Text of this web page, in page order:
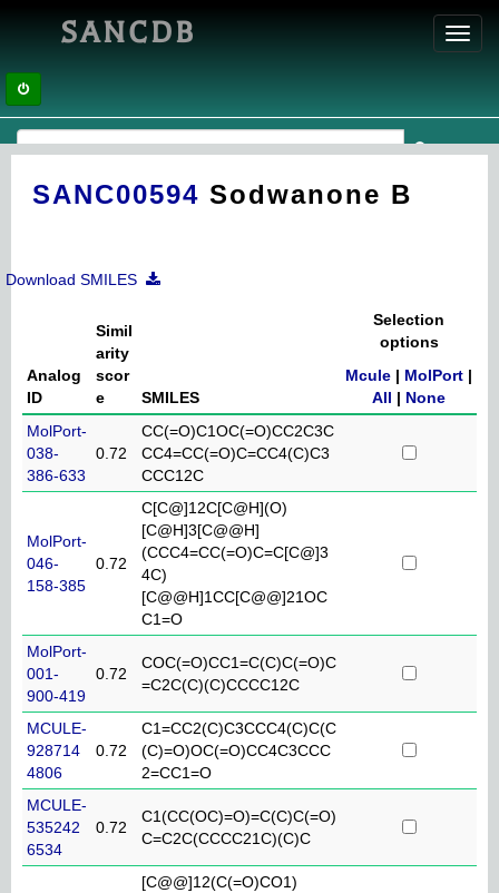
SANCDB
SANC00594 Sodwanone B
Download SMILES
Analog
ID
Simil
arity
scor
e
SMILES
Selection
options
Mcule | MolPort |
All | None
MolPort-
038-
386-633
0.72
CC(=O)C1OC(=O)CC2C3C
CC4=CC(=O)C=CC4(C)C3
CCC12C
MolPort-
046-
158-385
0.72
C[C@]12C[C@H](O)
[C@H]3[C@@H]
(CCC4=CC(=O)C=C[C@]3
4C)
[C@@H]1CC[C@@]21OC
C1=O
MolPort-
001-
900-419
0.72
COC(=O)CC1=C(C)C(=O)C
=C2C(C)(C)CCCC12C
MCULE-
928714
4806
0.72
C1=CC2(C)C3CCC4(C)C(C
(C)=O)OC(=O)CC4C3CCC
2=CC1=O
MCULE-
535242
6534
0.72
C1(CC(OC)=O)=C(C)C(=O)
C=C2C(CCCC21C)(C)C
[C@@]12(C(=O)CO1)